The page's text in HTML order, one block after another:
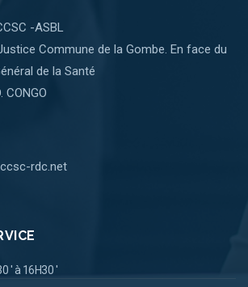
-ASBL
Commune de la Gombe. En face du
de la Santé
CONGO
rdc.net
' à 16H30 '